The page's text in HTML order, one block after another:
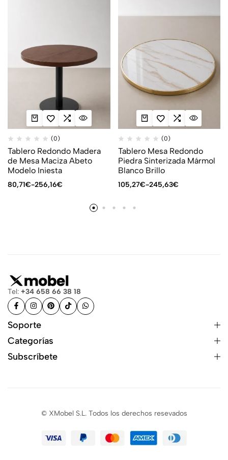
(0)
Tablero Redondo Madera
de Mesa Maciza Abeto
Modelo Iniesta
80,71€-256,16€
(0)
Tablero Mesa Redondo
Piedra Sinterizada Mármol
Blanco Brillo
105,27€-245,63€
Tel: +34 658 66 38 18
Soporte
Categorías
Subscríbete
© XMobel S.L. Todos los derechos resevados